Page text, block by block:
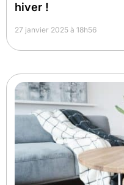
hiver !
27 janvier 2025 à 18h56